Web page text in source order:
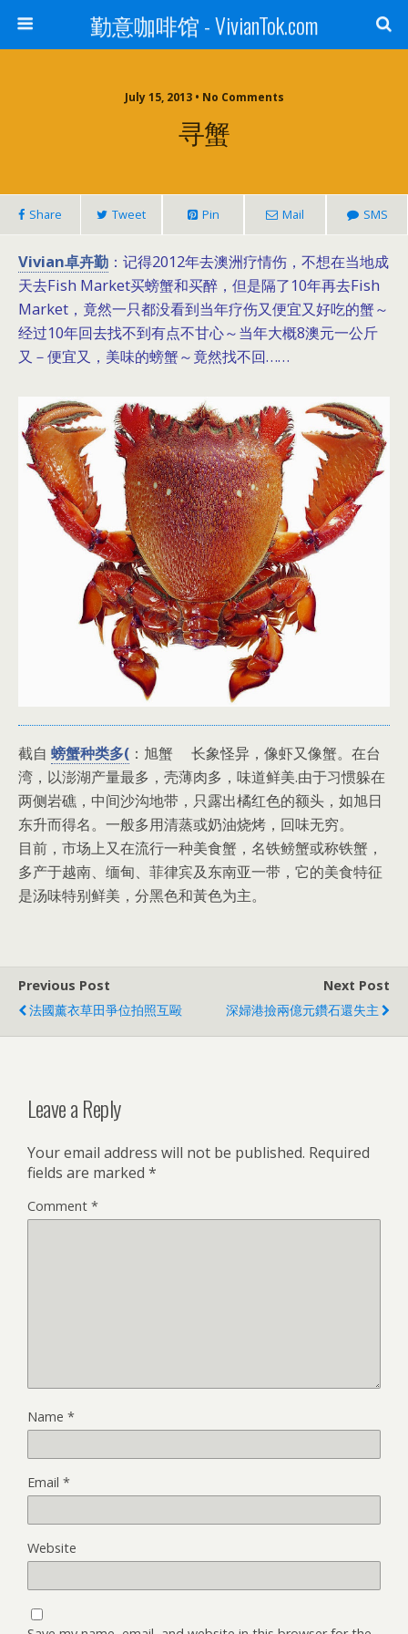
勤意咖啡馆 - VivianTok.com
July 15, 2013 • No Comments
寻蟹
Share Tweet Pin Mail SMS
Vivian卓卉勤 ：记得2012年去澳洲疗情伤，不想在当地成
天去Fish Market买螃蟹和买醉，但是隔了10年再去Fish
Market，竟然一只都没看到当年疗伤又便宜又好吃的蟹～
经过10年回去找不到有点不甘心～当年大概8澳元一公斤
又－便宜又，美味的螃蟹～竟然找不回……
截自 螃蟹种类多( ：旭蟹 长象怪异，像虾又像蟹。在台
湾，以澎湖产量最多，壳薄肉多，味道鲜美.由于习惯躲在
两侧岩礁，中间沙沟地带，只露出橘红色的额头，如旭日
东升而得名。一般多用清蒸或奶油烧烤，回味无穷。
目前，市场上又在流行一种美食蟹，名铁鳑蟹或称铁蟹，
多产于越南、缅甸、菲律宾及东南亚一带，它的美食特征
是汤味特别鲜美，分黑色和黃色为主。
Previous Post
法國薰衣草田爭位拍照互毆
Next Post
深婦港撿兩億元鑽石還失主
Leave a Reply
Your email address will not be published. Required
fields are marked *
Comment *
Name *
Email *
Website